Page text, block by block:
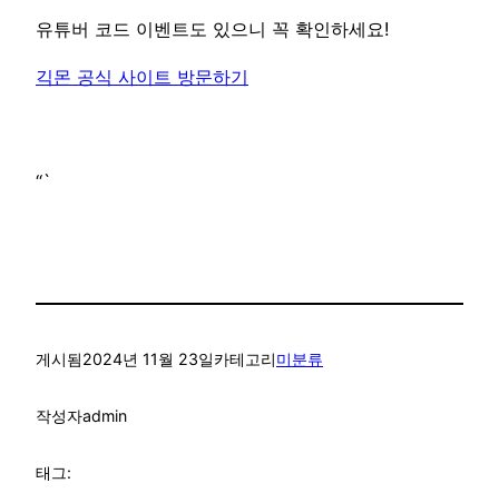
유튜버 코드 이벤트도 있으니 꼭 확인하세요!
긱몬 공식 사이트 방문하기
“`
게시됨2024년 11월 23일카테고리미분류
작성자admin
태그: